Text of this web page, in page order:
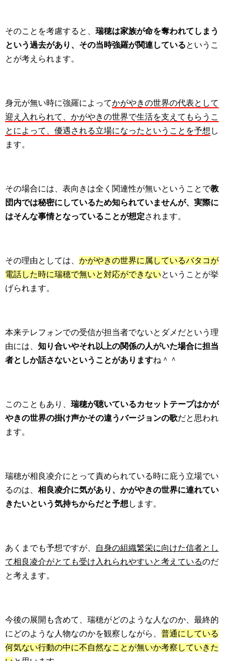
そのことを考慮すると、 瑞穂は家族が命を奪われてしまう
という過去があり、その当時強羅が関連しているというこ
とが考えられます。
身元が無い時に強羅によってかがやきの世界の代表として
迎え入れられて、かがやきの世界で生活を支えてもらうこ
とによって、優遇される立場になったということを予想 し
ます。
その場合には、表向きは全く関連性が無いということで教
団内では秘密にしているため知られていませんが、実際に
はそんな事情となっていることが想定されます。
その理由としては、 かがやきの世界に属しているバタコが
電話した時に瑞穂で無いと対応ができないということが挙
げられます。
本来テレフォンでの受信が担当者でないとダメだという理
由には、 知り合いやそれ以上の関係の人がいた場合に担当
者としか話さないということがありますね＾＾
このこともあり、 瑞穂が聴いているカセットテープはかが
やきの世界の掛け声かその違うバージョンの歌だと思われ
ます。
瑞穂が相良凌介にとって責められている時に庇う立場でい
るのは、 相良凌介に気があり、かがやきの世界に連れてい
きたいという気持ちからだと予想 します。
あくまでも予想ですが、
自身の組織繁栄に向けた信者とし
て相良凌介がとても受け入れられやすいと考えているのだ
と考えます。
今後の展開も含めて、瑞穂がどのような人なのか、最終的
にどのような人物なのかを観察しながら、 普通にしている
何気ない行動の中に不自然なことが無いか考察していきた